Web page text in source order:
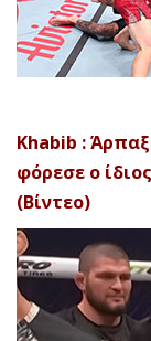
Khabib :
φόρεσε ο
(Βίντεο)